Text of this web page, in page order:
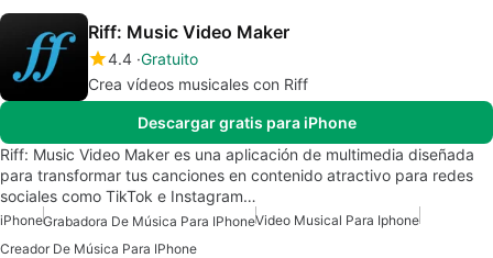
Riff: Music Video Maker
4.4 Gratuito
Crea vídeos musicales con Riff
Descargar gratis para iPhone
Riff: Music Video Maker es una aplicación de multimedia diseñada
para transformar tus canciones en contenido atractivo para redes
sociales como TikTok e Instagram…
iPhoneGrabadora De Música Para IPhoneVideo Musical Para Iphone
Creador De Música Para IPhone